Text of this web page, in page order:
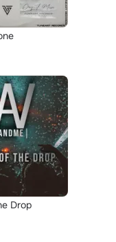
Drop